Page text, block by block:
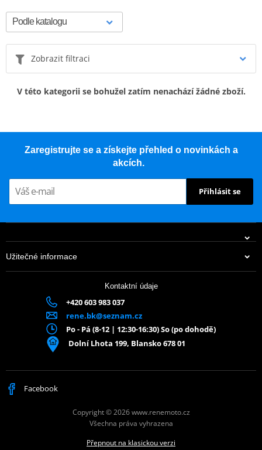
Zobrazit filtraci
V této kategorii se bohužel zatím nenachází žádné zboží.
Zaregistrujte se a získejte přehled o novinkách a
akcích.
Přihlásit se
Užitečné informace
Kontaktní údaje
+420 603 983 037
rene.bk@seznam.cz
Po - Pá (8-12 | 12:30-16:30) So (po dohodě)
Dolní Lhota 199, Blansko 678 01
Facebook
Copyright © 2026 www.renemoto.cz
Všechna práva vyhrazena
Přepnout na klasickou verzi